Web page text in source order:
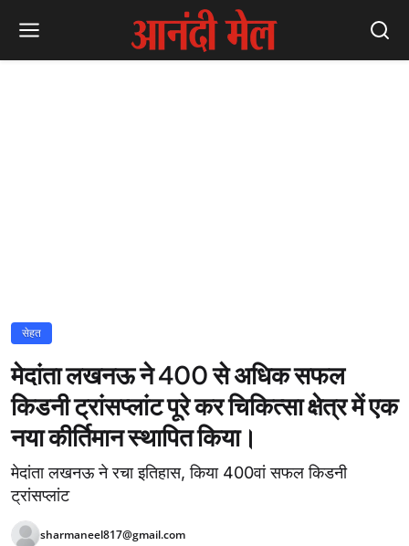
सेहत
मेदांता लखनऊ ने 400 से अधिक सफल
किडनी ट्रांसप्लांट पूरे कर चिकित्सा क्षेत्र में एक
नया कीर्तिमान स्थापित किया।
मेदांता लखनऊ ने रचा इतिहास, किया 400वां सफल किडनी
ट्रांसप्लांट
sharmaneel817@gmail.com